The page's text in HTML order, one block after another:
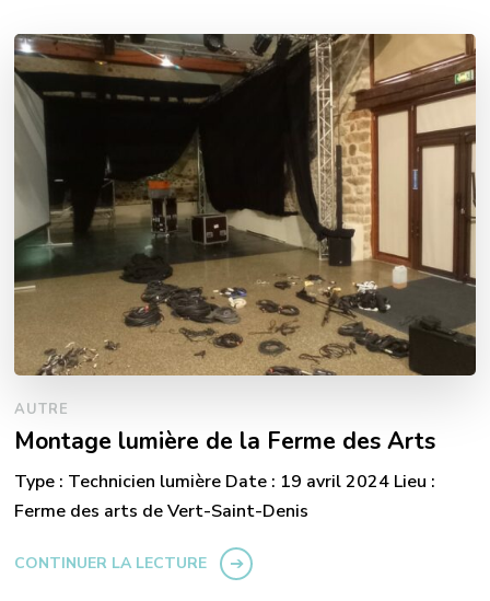
AUTRE
Montage lumière de la Ferme des Arts
Type : Technicien lumière Date : 19 avril 2024 Lieu :
Ferme des arts de Vert-Saint-Denis
CONTINUER LA LECTURE